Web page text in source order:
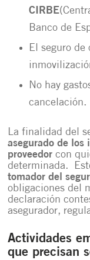
CIRBE
Banco de
El seguro
No hay
cancelación.
La finalidad del
asegurado de
proveedor con
determinada.
tomador del
obligaciones del
declaración
asegurador,
Actividades
que precisan